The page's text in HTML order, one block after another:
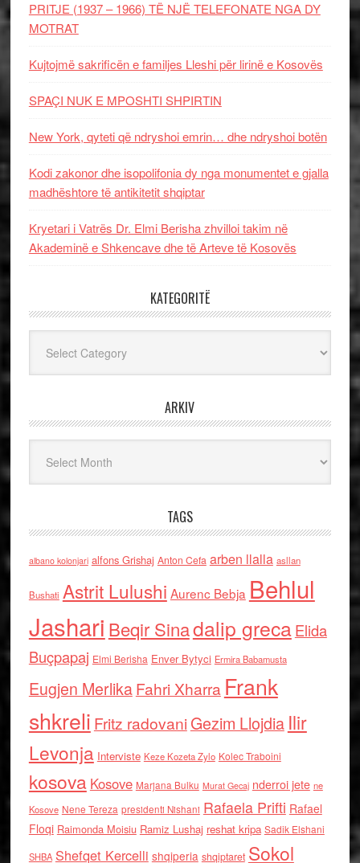
PRITJE (1937 – 1966) TË NJË TELEFONATE NGA DY
MOTRAT
Kujtojmë sakrificën e familjes Lleshi për lirinë e Kosovës
SPAÇI NUK E MPOSHTI SHPIRTIN
New York, qyteti që ndryshoi emrin… dhe ndryshoi botën
Kodi zakonor dhe isopolifonia dy nga monumentet e gjalla
madhështore të antikitetit shqiptar
Kryetari i Vatrës Dr. Elmi Berisha zhvilloi takim në
Akademinë e Shkencave dhe të Arteve të Kosovës
KATEGORITË
ARKIV
TAGS
albano kolonjari alfons Grishaj Anton Cefa arben llalla asllan
Bushati Astrit Lulushi Aurenc Bebja Behlul
Jashari Beqir Sinadalip grecaElida
Buçpapaj Elmi Berisha Enver Bytyci Ermira Babamusta
Eugjen MerlikaFahri Xharra Frank
shkreli Fritz radovaniGezim Llojdia Ilir
Levonja Interviste Keze Kozeta Zylo Kolec Traboini
kosova Kosove Marjana Bulku Murat Gecaj nderroi jete ne
Kosove Nene Tereza presidenti Nishani Rafaela Prifti Rafael
Floqi Raimonda Moisiu Ramiz Lushaj reshat kripa Sadik Elshani
SHBA Shefqet Kercelli shqiperia shqiptaret Sokol